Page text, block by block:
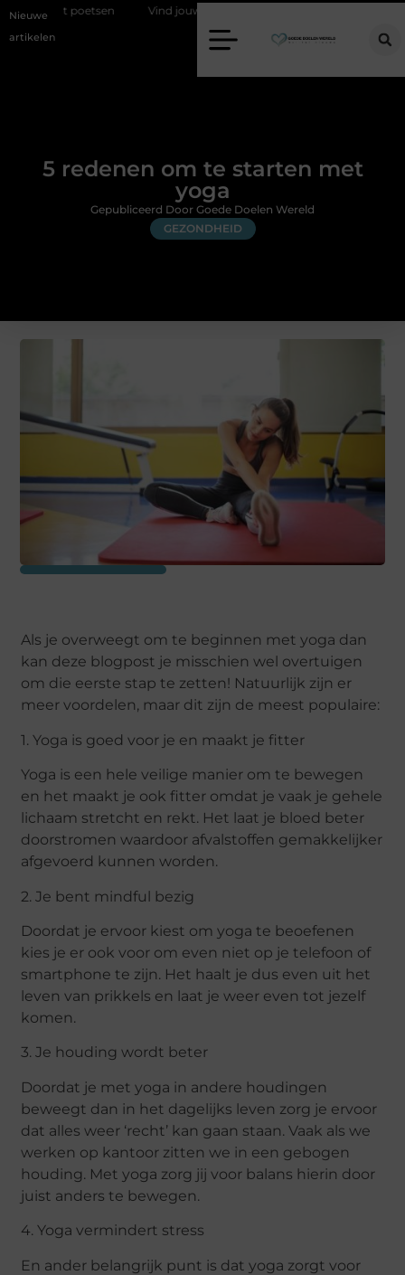
Nieuwe
artikelen
poetsen Vind jouw perfecte AC Milan merchandise
5 redenen om te starten met
yoga
GEZONDHEID
Gepubliceerd Door Goede Doelen Wereld
Als je overweegt om te beginnen met yoga dan
kan deze blogpost je misschien wel overtuigen
om die eerste stap te zetten! Natuurlijk zijn er
meer voordelen, maar dit zijn de meest populaire:
1. Yoga is goed voor je en maakt je fitter
Yoga is een hele veilige manier om te bewegen
en het maakt je ook fitter omdat je vaak je gehele
lichaam stretcht en rekt. Het laat je bloed beter
doorstromen waardoor afvalstoffen gemakkelijker
afgevoerd kunnen worden.
2. Je bent mindful bezig
Doordat je ervoor kiest om yoga te beoefenen
kies je er ook voor om even niet op je telefoon of
smartphone te zijn. Het haalt je dus even uit het
leven van prikkels en laat je weer even tot jezelf
komen.
3. Je houding wordt beter
Doordat je met yoga in andere houdingen
beweegt dan in het dagelijks leven zorg je ervoor
dat alles weer ‘recht’ kan gaan staan. Vaak als we
werken op kantoor zitten we in een gebogen
houding. Met yoga zorg jij voor balans hierin door
juist anders te bewegen.
4. Yoga vermindert stress
En ander belangrijk punt is dat yoga zorgt voor